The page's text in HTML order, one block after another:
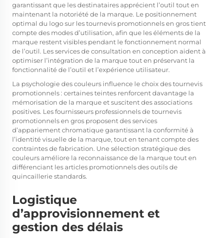
garantissant que les destinataires apprécient l’outil tout en
maintenant la notoriété de la marque. Le positionnement
optimal du logo sur les tournevis promotionnels en gros tient
compte des modes d’utilisation, afin que les éléments de la
marque restent visibles pendant le fonctionnement normal
de l’outil. Les services de consultation en conception aident à
optimiser l’intégration de la marque tout en préservant la
fonctionnalité de l’outil et l’expérience utilisateur.
La psychologie des couleurs influence le choix des tournevis
promotionnels : certaines teintes renforcent davantage la
mémorisation de la marque et suscitent des associations
positives. Les fournisseurs professionnels de tournevis
promotionnels en gros proposent des services
d’appariement chromatique garantissant la conformité à
l’identité visuelle de la marque, tout en tenant compte des
contraintes de fabrication. Une sélection stratégique des
couleurs améliore la reconnaissance de la marque tout en
différenciant les articles promotionnels des outils de
quincaillerie standards.
Logistique
d’approvisionnement et
gestion des délais